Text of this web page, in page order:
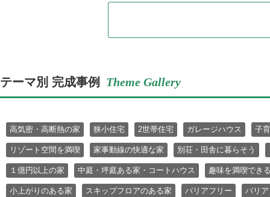
テーマ別 完成事例 Theme Gallery
高気密・高断熱の家 狭小住宅 2世帯住宅 ガレージハウス 子
リゾート空間を満喫 家事動線の快適な家 別荘・田舎に暮らそう
１億円以上の家 中庭・坪庭ある家・コートハウス 趣味を満喫でき
小上がりのある家 スキップフロアのある家 バリアフリー バリ